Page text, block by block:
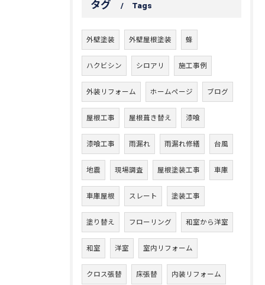
タグ Tags
外壁塗装 外壁屋根塗装 蜂
ハクビシン シロアリ 施工事例
外装リフォーム ホームページ ブログ
屋根工事 屋根葺き替え 漆喰
漆喰工事 雨漏れ 雨漏れ修繕 台風
地震 現場調査 屋根塗装工事 車庫
車庫屋根 スレート 塗装工事
塗り替え フローリング 和室から洋室
和室 洋室 室内リフォーム
クロス張替 床張替 内装リフォーム